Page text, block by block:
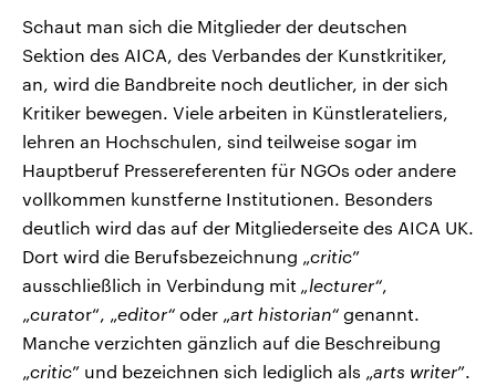
Schaut man sich die Mitglieder der deutschen
Sektion des AICA, des Verbandes der Kunstkritiker,
an, wird die Bandbreite noch deutlicher, in der sich
Kritiker bewegen. Viele arbeiten in Künstlerateliers,
lehren an Hochschulen, sind teilweise sogar im
Hauptberuf Pressereferenten für NGOs oder andere
vollkommen kunstferne Institutionen. Besonders
deutlich wird das auf der Mitgliederseite des AICA UK.
Dort wird die Berufsbezeichnung „critic”
ausschließlich in Verbindung mit „lecturer“,
„curator“, „editor“ oder „art historian“ genannt.
Manche verzichten gänzlich auf die Beschreibung
„critic” und bezeichnen sich lediglich als „arts writer”.